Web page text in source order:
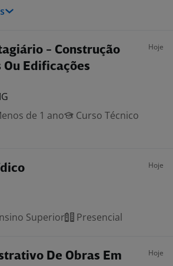
- Construção
Ou Edificações
Hoje
de 1 ano
Curso Técnico
Hoje
Superior Presencial
De Obras Em
Hoje